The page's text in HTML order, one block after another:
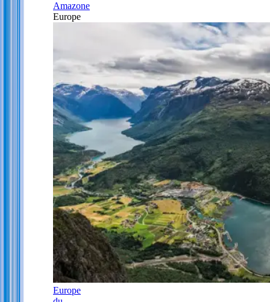
Amazone
Europe
Europe